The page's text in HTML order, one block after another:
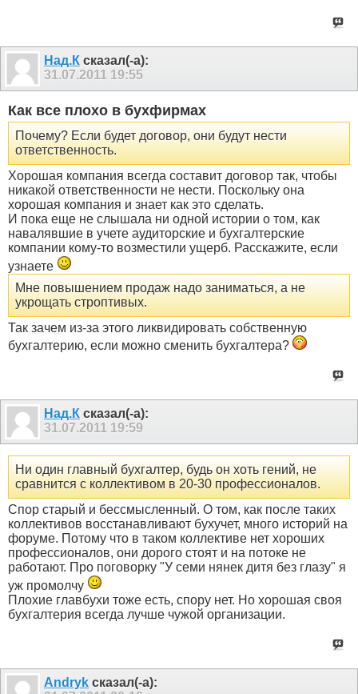
Над.К сказал(-а):
31.07.2011 19:55
Как все плохо в бухфирмах
Почему? Если будет договор, они будут нести
ответственность.
Хорошая компания всегда составит договор так, чтобы
никакой ответственности не нести. Поскольку она
хорошая компания и знает как это сделать.
И пока еще не слышала ни одной истории о том, как
навалявшие в учете аудиторские и бухгалтерские
компании кому-то возместили ущерб. Расскажите, если
узнаете
Мне повышением продаж надо заниматься, а не
укрощать строптивых.
Так зачем из-за этого ликвидировать собственную
бухгалтерию, если можно сменить бухгалтера?
Над.К сказал(-а):
31.07.2011 19:59
Ни один главный бухгалтер, будь он хоть гений, не
сравнится с коллективом в 20-30 профессионалов.
Спор старый и бессмысленный. О том, как после таких
коллективов восстанавливают бухучет, много историй на
форуме. Потому что в таком коллективе нет хороших
профессионалов, они дорого стоят и на потоке не
работают. Про поговорку "У семи нянек дитя без глазу" я
уж промолчу
Плохие главбухи тоже есть, спору нет. Но хорошая своя
бухгалтерия всегда лучше чужой организации.
Andryk сказал(-а):